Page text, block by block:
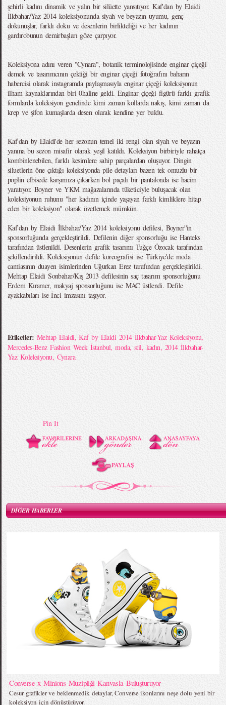
şehirli kadını dinamik ve yalın bir silüette yansıtıyor. Kaf'dan by Elaidi
İlkbahar/Yaz 2014 koleksiyonunda siyah ve beyazın uyumu, genç
dokunuşlar, farklı doku ve desenlerin birlikteliği ve her kadının
gardırobunun demirbaşları göze çarpıyor.
Koleksiyona adını veren "Cynara", botanik terminolojisinde enginar çiçeği
demek ve tasarımcının çektiği bir enginar çiçeği fotoğrafını baharın
habercisi olarak instagramda paylaşmasıyla enginar çiçeği koleksiyonun
ilham kaynaklarından biri 0haline geldi. Enginar çiçeği figürü farklı grafik
formlarda koleksiyon genelinde kimi zaman kollarda nakış, kimi zaman da
krep ve şifon kumaşlarda desen olarak kendine yer buldu.
Kaf'dan by Elaidi'de her sezonun temel iki rengi olan siyah ve beyazın
yanına bu sezon misafir olarak yeşil katıldı. Koleksiyon birbiriyle rahatça
kombinlenebilen, farklı kesimlere sahip parçalardan oluşuyor. Dingin
siluetlerin öne çıktığı koleksiyonda pile detayları bazen tek omuzlu bir
poplin elbisede karşımıza çıkarken bol paçalı bir pantalonda ise hacim
yaratıyor. Boyner ve YKM mağazalarında tüketiciyle buluşacak olan
koleksiyonun ruhunu "her kadının içinde yaşayan farklı kimliklere hitap
eden bir koleksiyon" olarak özetlemek mümkün.
Kaf'dan by Elaidi İlkbahar/Yaz 2014 koleksiyonu defilesi, Boyner''in
sponsorluğunda gerçekleştirildi. Defilenin diğer sponsorluğu ise Hanteks
tarafından üstlenildi. Desenlerin grafik tasarımı Tuğçe Özocak tarafından
şekillendirildi. Koleksiyonun defile koreografisi ise Türkiye'de moda
camiasının duayen isimlerinden Uğurkan Erez tarafından gerçekleştirildi.
Mehtap Elaidi Sonbahar/Kış 2013 defilesinin saç tasarım sponsorluğunu
Erdem Kıramer, makyaj sponsorluğunu ise MAC üstlendi. Defile
ayakkabıları ise İnci imzasını taşıyor.
Etiketler: Mehtap Elaidi,Kaf by Elaidi 2014 İlkbahar-Yaz Koleksiyonu,
Mercedes-Benz Fashion Week İstanbul,moda, stil, kadın, 2014 İlkbahar-
Yaz Koleksiyonu, Cynara
Pin It
DİĞER HABERLER
Converse x Minions Muzipliği Kanvasla Buluşturuyor
Cesur grafikler ve beklenmedik detaylar, Converse ikonlarını neşe dolu yeni bir
koleksiyon için dönüştürüyor.